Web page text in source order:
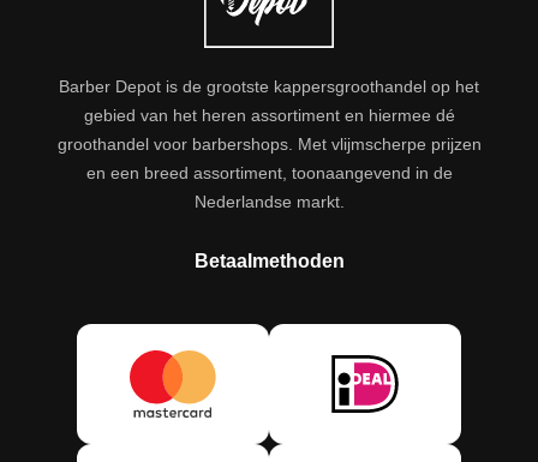
Barber Depot is de grootste kappersgroothandel op het
gebied van het heren assortiment en hiermee dé
groothandel voor barbershops. Met vlijmscherpe prijzen
en een breed assortiment, toonaangevend in de
Nederlandse markt.
Betaalmethoden